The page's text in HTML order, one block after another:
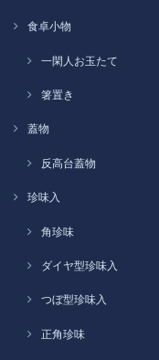
食卓小物
一閑人お玉たて
箸置き
蓋物
反高台蓋物
珍味入
角珍味
ダイヤ型珍味入
つぼ型珍味入
正角珍味